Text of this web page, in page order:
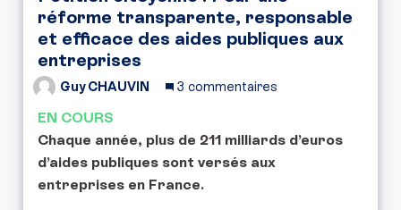
réforme transparente, responsable
et efficace des aides publiques aux
entreprises
Guy CHAUVIN 3 commentaires
EN COURS
Chaque année, plus de 211 milliards d’euros
d’aides publiques sont versés aux
entreprises en France.